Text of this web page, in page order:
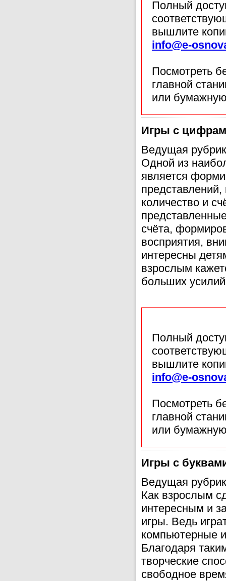
Полный
вышлите
info@e-
Посмотреть
главной
или
Игры с
Ведущая
Одной из
является
количество и
счёта,
восприятия,
интересны
взрослым
больших
Полный
вышлите
info@e-
Посмотреть
главной
или
Игры с
Ведущая
Как взрослым
интересным и
игры. Ведь
компьютерные
Благодаря
творческие
свободное